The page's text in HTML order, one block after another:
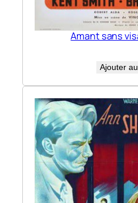
Amant sans
Ajouter